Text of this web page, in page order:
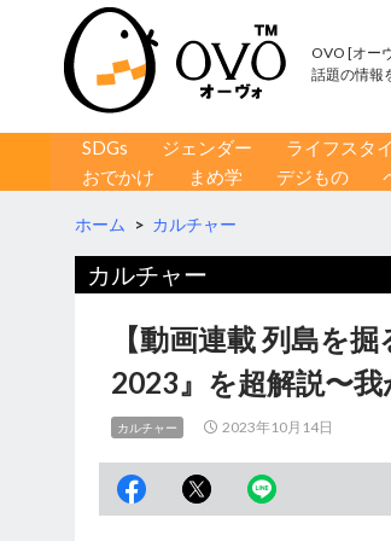
OVO [オー
話題の情報
コンテンツへ移動
SDGs ジェンダー ライフスタ
おでかけ
まめ学 デジもの
ホーム > カルチャー
カルチャー
【動画連載 列島を
2023』を超解説〜
カルチャー 2023年10月14日